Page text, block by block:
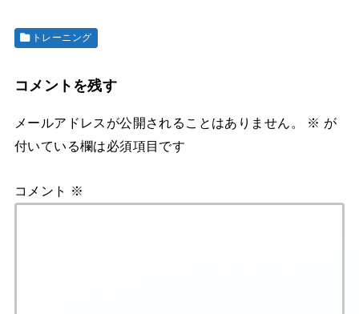
トレーニング
コメントを残す
メールアドレスが公開されることはありません。 ※ が
付いている欄は必須項目です
コメント ※